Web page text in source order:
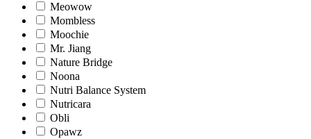
Meowow
Mombless
Moochie
Mr. Jiang
Nature Bridge
Noona
Nutri Balance System
Nutricara
Obli
Opawz